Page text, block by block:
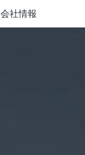
会社情報